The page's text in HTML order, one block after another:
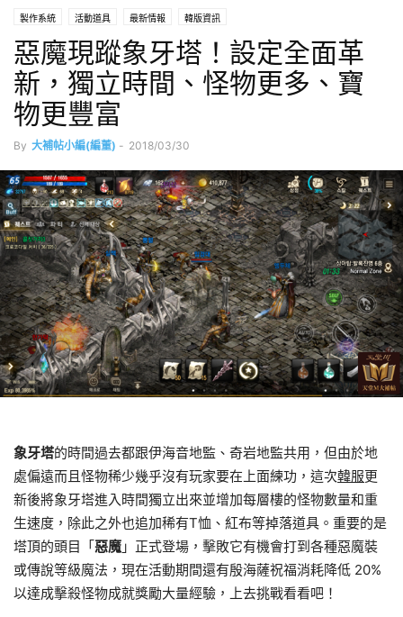
製作系統 活動道具 最新情報 韓版資訊
惡魔現蹤象牙塔！設定全面革
新，獨立時間、怪物更多、寶
物更豐富
By 大補帖小編(編董) - 2018/03/30
象牙塔的時間過去都跟伊海音地監、奇岩地監共用，但由於地
處偏遠而且怪物稀少幾乎沒有玩家要在上面練功，這次韓服更
新後將象牙塔進入時間獨立出來並增加每層樓的怪物數量和重
生速度，除此之外也追加稀有T恤、紅布等掉落道具。重要的是
塔頂的頭目「惡魔 」正式登場，擊敗它有機會打到各種惡魔裝
或傳說等級魔法，現在活動期間還有殷海薩祝福消耗降低 20%
以達成擊殺怪物成就獎勵大量經驗，上去挑戰看看吧！